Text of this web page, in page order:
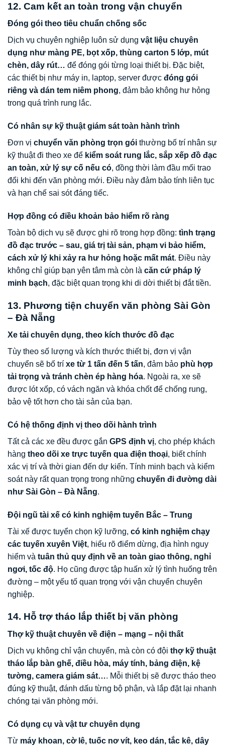
12. Cam kết an toàn trong vận chuyển
Đóng gói theo tiêu chuẩn chống sốc
Dịch vụ chuyên nghiệp luôn sử dụng vật liệu chuyên
dụng như màng PE, bọt xốp, thùng carton 5 lớp, mút
chèn, dây rút… để đóng gói từng loại thiết bị. Đặc biệt,
các thiết bị như máy in, laptop, server được đóng gói
riêng và dán tem niêm phong, đảm bảo không hư hỏng
trong quá trình rung lắc.
Có nhân sự kỹ thuật giám sát toàn hành trình
Đơn vị chuyển văn phòng trọn gói thường bố trí nhân sự
kỹ thuật đi theo xe để kiểm soát rung lắc, sắp xếp đồ đạc
an toàn, xử lý sự cố nếu có, đồng thời làm đầu mối trao
đổi khi đến văn phòng mới. Điều này đảm bảo tính liên tục
và hạn chế sai sót đáng tiếc.
Hợp đồng có điều khoản bảo hiểm rõ ràng
Toàn bộ dịch vụ sẽ được ghi rõ trong hợp đồng: tình trạng
đồ đạc trước – sau, giá trị tài sản, phạm vi bảo hiểm,
cách xử lý khi xảy ra hư hỏng hoặc mất mát. Điều này
không chỉ giúp bạn yên tâm mà còn là căn cứ pháp lý
minh bạch, đặc biệt quan trọng khi di dời thiết bị đắt tiền.
13. Phương tiện chuyển văn phòng Sài Gòn
– Đà Nẵng
Xe tải chuyên dụng, theo kích thước đồ đạc
Tùy theo số lượng và kích thước thiết bị, đơn vị vận
chuyển sẽ bố trí xe từ 1 tấn đến 5 tấn, đảm bảo phù hợp
tải trọng và tránh chèn ép hàng hóa. Ngoài ra, xe sẽ
được lót xốp, có vách ngăn và khóa chốt để chống rung,
bảo vệ tốt hơn cho tài sản của bạn.
Có hệ thống định vị theo dõi hành trình
Tất cả các xe đều được gắn GPS định vị, cho phép khách
hàng theo dõi xe trực tuyến qua điện thoại, biết chính
xác vị trí và thời gian đến dự kiến. Tính minh bạch và kiểm
soát này rất quan trọng trong những chuyến đi đường dài
như Sài Gòn – Đà Nẵng.
Đội ngũ tài xế có kinh nghiệm tuyến Bắc – Trung
Tài xế được tuyển chọn kỹ lưỡng, có kinh nghiệm chạy
các tuyến xuyên Việt, hiểu rõ điểm dừng, địa hình nguy
hiểm và tuân thủ quy định về an toàn giao thông, nghỉ
ngơi, tốc độ. Họ cũng được tập huấn xử lý tình huống trên
đường – một yếu tố quan trọng với vận chuyển chuyên
nghiệp.
14. Hỗ trợ tháo lắp thiết bị văn phòng
Thợ kỹ thuật chuyên về điện – mạng – nội thất
Dịch vụ không chỉ vận chuyển, mà còn có đội thợ kỹ thuật
tháo lắp bàn ghế, điều hòa, máy tính, bảng điện, kệ
tường, camera giám sát…. Mỗi thiết bị sẽ được tháo theo
đúng kỹ thuật, đánh dấu từng bộ phận, và lắp đặt lại nhanh
chóng tại văn phòng mới.
Có dụng cụ và vật tư chuyên dụng
Từ máy khoan, cờ lê, tuốc nơ vít, keo dán, tắc kê, dây